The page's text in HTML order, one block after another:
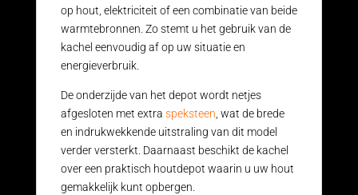
op hout, elektriciteit of een combinatie van beide
warmtebronnen. Zo stemt u het gebruik van de
kachel eenvoudig af op uw situatie en
energieverbruik.
De onderzijde van het depot wordt netjes
afgesloten met extra speksteen, wat de brede
en indrukwekkende uitstraling van dit model
verder versterkt. Daarnaast beschikt de kachel
over een praktisch houtdepot waarin u uw hout
gemakkelijk kunt opbergen.